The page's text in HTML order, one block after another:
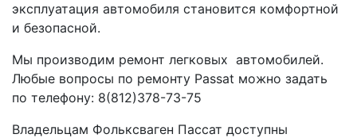
эксплуатация автомобиля становится комфортной
и безопасной.
Мы производим ремонт легковых автомобилей.
Любые вопросы по ремонту Passat можно задать
по телефону: 8(812)378-73-75
Владельцам Фольксваген Пассат доступны